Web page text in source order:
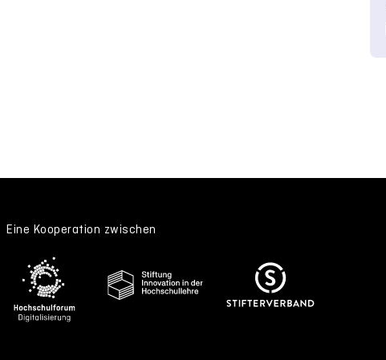
Eine Kooperation zwischen